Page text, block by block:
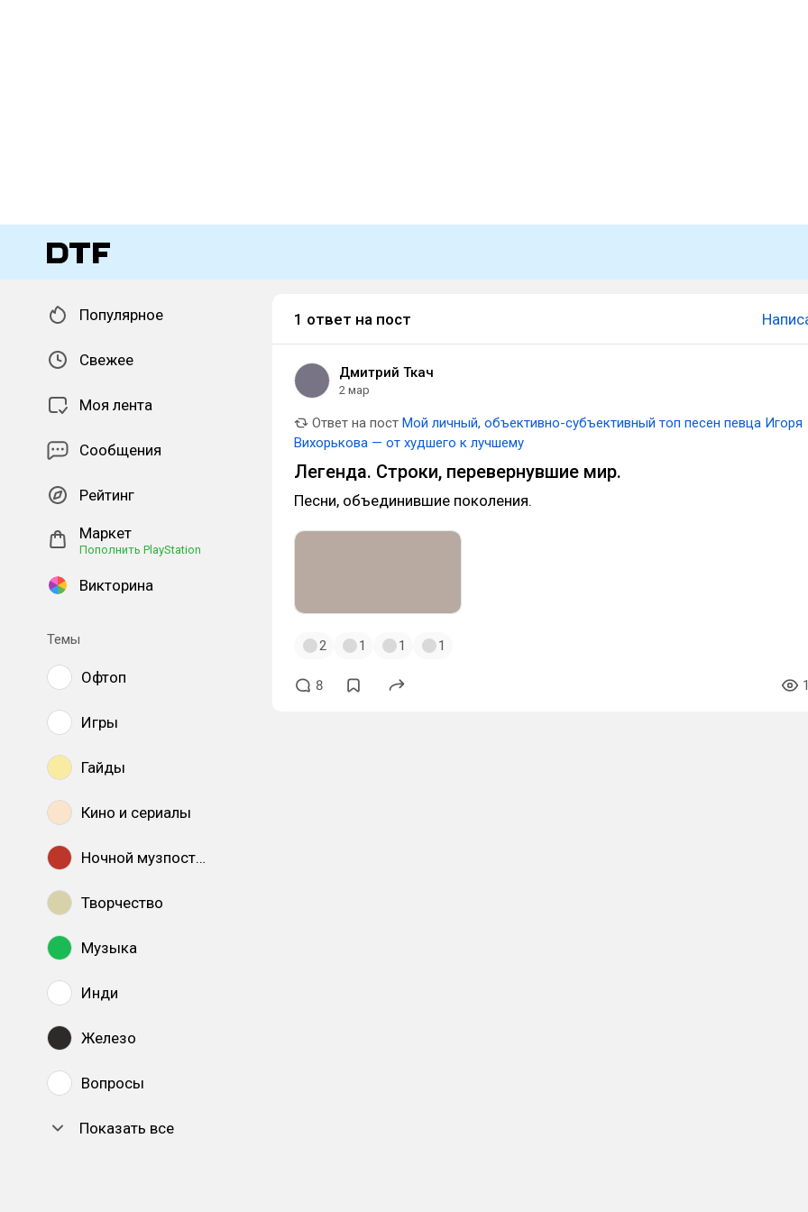
Популярное
Свежее
Моя лента
Сообщения
Рейтинг
Маркет
Пополнить PlayStation
Викторина
Темы
Офтоп
Игры
Гайды
Кино и сериалы
Ночной музпостинг
Творчество
Музыка
Инди
Железо
Вопросы
Показать все
1 ответ на пост
Дмитрий Ткач
2 мар
Ответ на пост Мой личный, объективно-субъективный топ песен певца Игоря
Вихорькова — от худшего к лучшему
Легенда. Строки, перевернувшие мир.
Песни, объединившие поколения.
2 1 1 1
8